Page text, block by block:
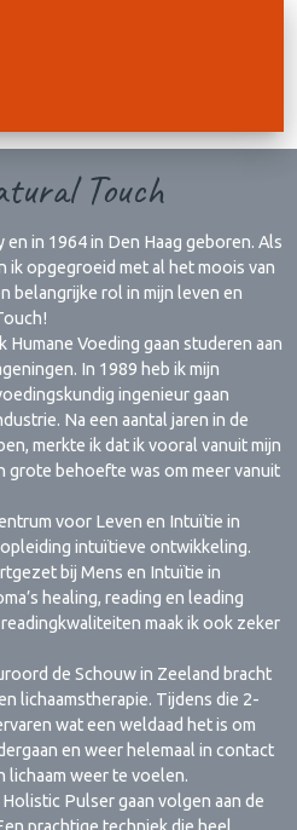
Touch
in 1964 in Den Haag geboren. Als
opgegroeid met al het moois van
belangrijke rol in mijn leven en
Humane Voeding gaan studeren aan
In 1989 heb ik mijn
ingenieur gaan
Na een aantal jaren in de
merkte ik dat ik vooral vanuit mijn
grote behoefte was om meer vanuit
voor Leven en Intuïtie in
intuïtieve ontwikkeling.
bij Mens en Intuïtie in
healing, reading en leading
maak ik ook zeker
de Schouw in Zeeland bracht
lichaamstherapie. Tijdens die 2-
wat een weldaad het is om
en weer helemaal in contact
lichaam weer te voelen.
Pulser gaan volgen aan de
prachtige techniek die heel